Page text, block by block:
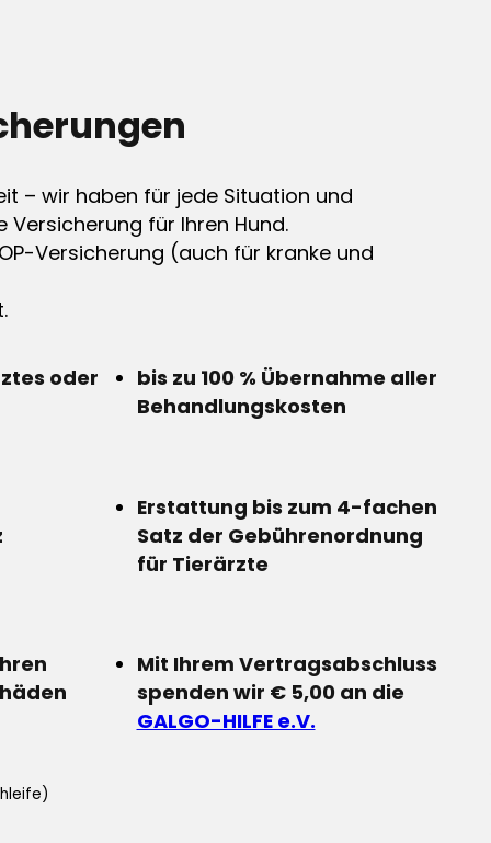
– wir haben für jede Situation und
Versicherung für Ihren Hund.
Versicherung (auch für kranke und
oder
bis zu 100 % Übernahme aller
Behandlungskosten
Erstattung bis zum 4-fachen
Satz der Gebührenordnung
für Tierärzte
Mit Ihrem Vertragsabschluss
spenden wir € 5,00 an die
GALGO-HILFE e.V.